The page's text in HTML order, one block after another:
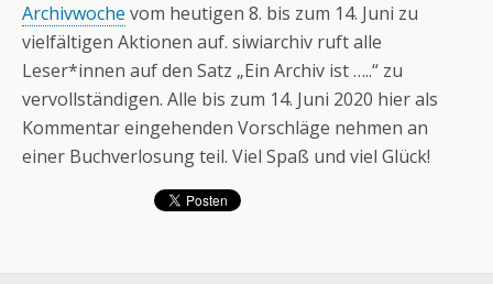
Archivwoche vom heutigen 8. bis zum 14. Juni zu
vielfältigen Aktionen auf. siwiarchiv ruft alle
Leser*innen auf den Satz „Ein Archiv ist …..“ zu
vervollständigen. Alle bis zum 14. Juni 2020 hier als
Kommentar eingehenden Vorschläge nehmen an
einer Buchverlosung teil. Viel Spaß und viel Glück!